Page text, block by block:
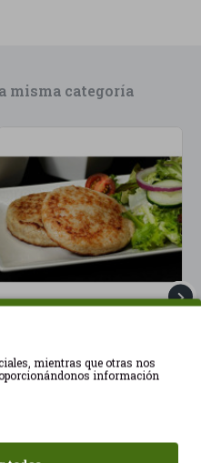
misma categoría
2x80gr S/G Ready Fish
mientras que otras nos
información